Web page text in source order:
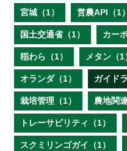
宮城（1） 営農API（1）
国土交通省（1） カー
稲わら（1） メタン（1
オランダ（1） ガイド
栽培管理（1） 農地関
トレーサビリティ（1）
スクミリンゴガイ（1）